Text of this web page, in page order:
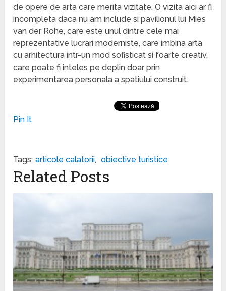
de opere de arta care merita vizitate. O vizita aici ar fi
incompleta daca nu am include si pavilionul lui Mies
van der Rohe, care este unul dintre cele mai
reprezentative lucrari moderniste, care imbina arta
cu arhitectura intr-un mod sofisticat si foarte creativ,
care poate fi inteles pe deplin doar prin
experimentarea personala a spatiului construit.
Pin It
Tags: articole calatorii, obiective turistice
Related Posts